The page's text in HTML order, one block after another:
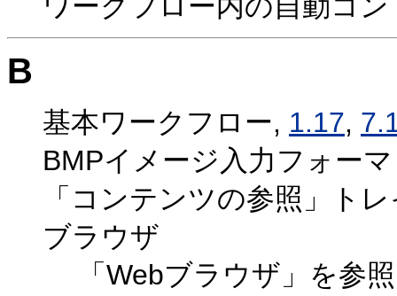
ワークフロー内の自動コ
B
基本ワークフロー, 1.17,
BMPイメージ入力フォー
「コンテンツの参照」ト
ブラウザ
「Webブラウザ」を参照